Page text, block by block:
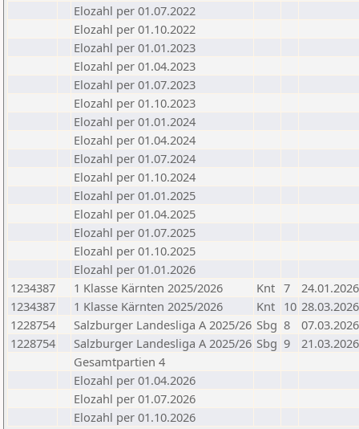
Elozahl per 01.07.2022
Elozahl per 01.10.2022
Elozahl per 01.01.2023
Elozahl per 01.04.2023
Elozahl per 01.07.2023
Elozahl per 01.10.2023
Elozahl per 01.01.2024
Elozahl per 01.04.2024
Elozahl per 01.07.2024
Elozahl per 01.10.2024
Elozahl per 01.01.2025
Elozahl per 01.04.2025
Elozahl per 01.07.2025
Elozahl per 01.10.2025
Elozahl per 01.01.2026
1234387
1 Klasse Kärnten 2025/2026 Knt 7
24.01.2026
1234387
1 Klasse Kärnten 2025/2026 Knt 10 28.03.2026
1228754
Salzburger Landesliga A 2025/26 Sbg 8
07.03.2026
1228754
Salzburger Landesliga A 2025/26 Sbg 9
21.03.2026
Gesamtpartien 4
Elozahl per 01.04.2026
Elozahl per 01.07.2026
Elozahl per 01.10.2026